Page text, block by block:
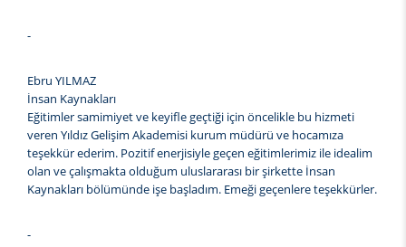
-
Ebru YILMAZ
İnsan Kaynakları
Eğitimler samimiyet ve keyifle geçtiği için öncelikle bu hizmeti
veren Yıldız Gelişim Akademisi kurum müdürü ve hocamıza
teşekkür ederim. Pozitif enerjisiyle geçen eğitimlerimiz ile idealim
olan ve çalışmakta olduğum uluslararası bir şirkette İnsan
Kaynakları bölümünde işe başladım. Emeği geçenlere teşekkürler.
-